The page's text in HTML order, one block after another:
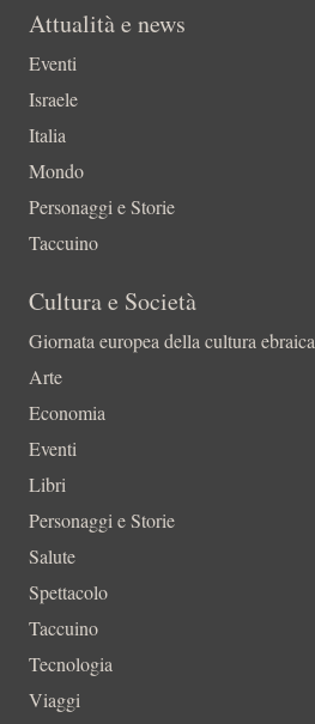
Attualità e news
Eventi
Israele
Italia
Mondo
Personaggi e Storie
Taccuino
Cultura e Società
Giornata europea della cultura ebraica
Arte
Economia
Eventi
Libri
Personaggi e Storie
Salute
Spettacolo
Taccuino
Tecnologia
Viaggi